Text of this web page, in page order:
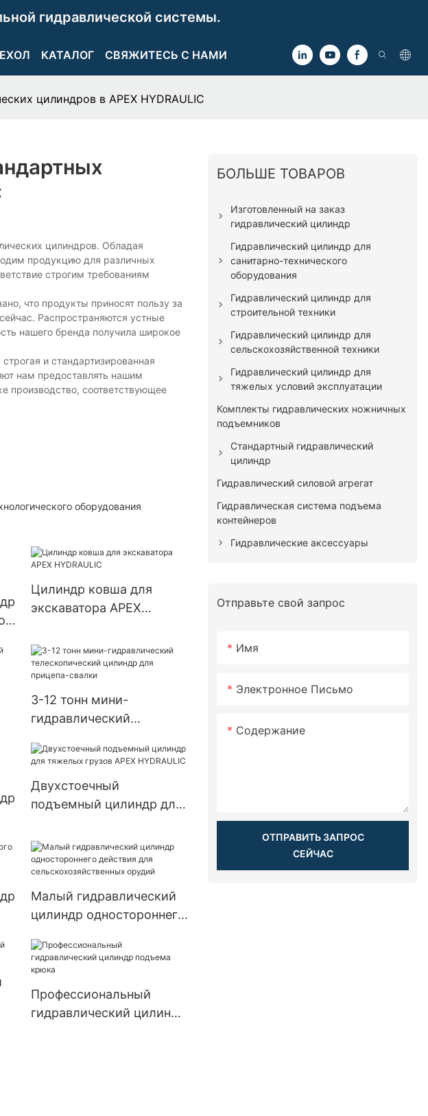
гидравлической системы.
КАТАЛОГ СВЯЖИТЕСЬ С НАМИ
цилиндров в APEX HYDRAULIC
цилиндров. Обладая
продукцию для различных
строгим требованиям
что продукты приносят пользу за
Распространяются устные
нашего бренда получила широкое
и стандартизированная
нам предоставлять нашим
производство, соответствующее
оборудования
Цилиндр ковша для
экскаватора APEX
3-12 тонн мини-
гидравлический
цилиндр для прицепа-
Двухстоечный
подъемный цилиндр для
HYDRAULIC
Малый гидравлический
цилиндр одностороннего
сельскохозяйственных
орудий
Профессиональный
гидравлический цилиндр
БОЛЬШЕ ТОВАРОВ
Изготовленный на заказ
гидравлический цилиндр
Гидравлический цилиндр для
санитарно-технического
оборудования
Гидравлический цилиндр для
строительной техники
Гидравлический цилиндр для
сельскохозяйственной техники
Гидравлический цилиндр для
тяжелых условий эксплуатации
Комплекты гидравлических ножничных
подъемников
Стандартный гидравлический
цилиндр
Гидравлический силовой агрегат
Гидравлическая система подъема
контейнеров
Гидравлические аксессуары
Отправьте свой запрос
Имя
Электронное Письмо
Содержание
ОТПРАВИТЬ ЗАПРОС
СЕЙЧАС